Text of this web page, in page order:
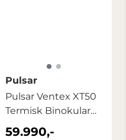
Pulsar
Pulsar Ventex XT50
Termisk Binokular
Kikkert ...
59.990,-